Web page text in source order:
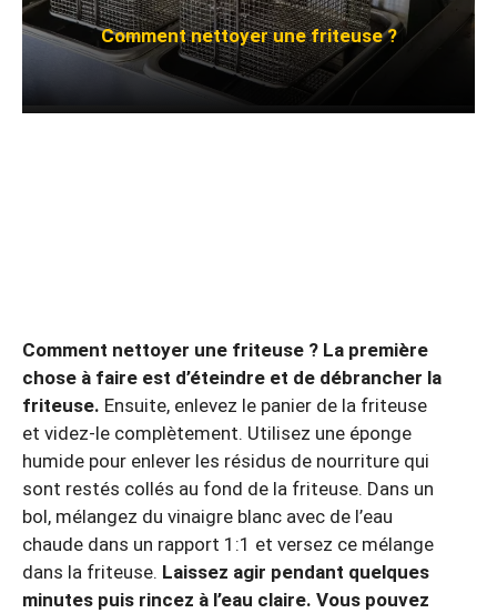
Comment nettoyer une friteuse ?
Comment nettoyer une friteuse ? La première
chose à faire est d’éteindre et de débrancher la
friteuse. Ensuite, enlevez le panier de la friteuse
et videz-le complètement. Utilisez une éponge
humide pour enlever les résidus de nourriture qui
sont restés collés au fond de la friteuse. Dans un
bol, mélangez du vinaigre blanc avec de l’eau
chaude dans un rapport 1:1 et versez ce mélange
dans la friteuse. Laissez agir pendant quelques
minutes puis rincez à l’eau claire. Vous pouvez